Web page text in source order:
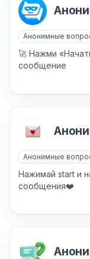
Анонимные
🚀 Нажми
сообщение
Анонимные
Нажимай start и
сообщения❤️